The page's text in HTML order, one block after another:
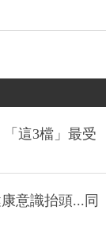
「這3檔」最受
意識抬頭...同